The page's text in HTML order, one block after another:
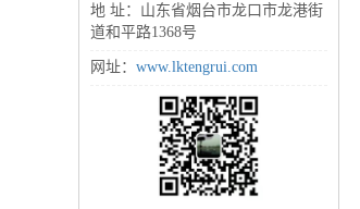
地 址：山东省烟台市龙口市龙港街
道和平路1368号
网址： www.lktengrui.com